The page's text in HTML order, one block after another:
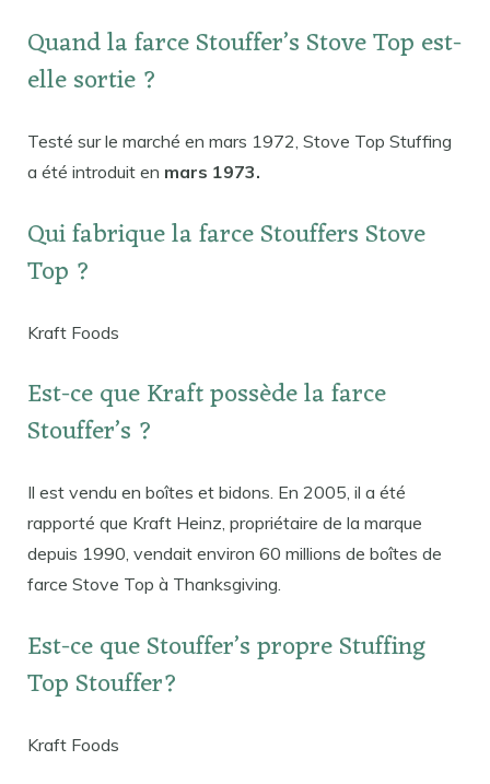
Quand la farce Stouffer’s Stove Top est-
elle sortie ?
Testé sur le marché en mars 1972, Stove Top Stuffing
a été introduit en mars 1973.
Qui fabrique la farce Stouffers Stove
Top ?
Kraft Foods
Est-ce que Kraft possède la farce
Stouffer’s ?
Il est vendu en boîtes et bidons. En 2005, il a été
rapporté que Kraft Heinz, propriétaire de la marque
depuis 1990, vendait environ 60 millions de boîtes de
farce Stove Top à Thanksgiving.
Est-ce que Stouffer’s propre Stuffing
Top Stouffer?
Kraft Foods